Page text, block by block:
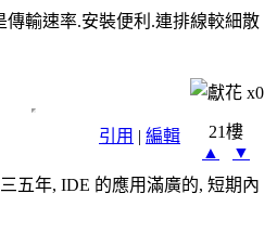
傳輸速率.安裝便利.連排線較細散
x0
引用 | 編輯
21樓
▲
▼
五年, IDE 的應用滿廣的, 短期內